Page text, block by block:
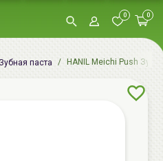
0 0
Зубная паста HANIL Meichi Push